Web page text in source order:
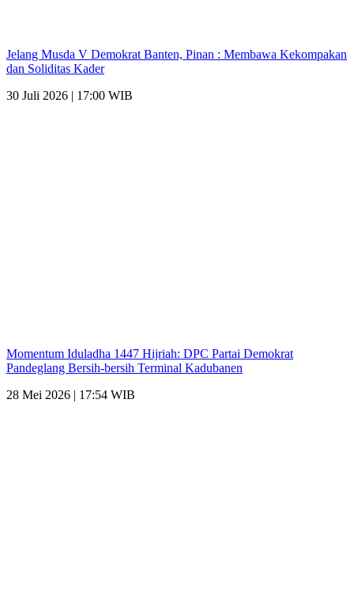
Jelang Musda V Demokrat Banten, Pinan : Membawa Kekompakan
dan Soliditas Kader
30 Juli 2026 | 17:00 WIB
Momentum Iduladha 1447 Hijriah: DPC Partai Demokrat
Pandeglang Bersih-bersih Terminal Kadubanen
28 Mei 2026 | 17:54 WIB